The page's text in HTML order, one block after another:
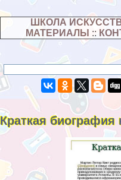
ШКОЛА
МАТЕРИАЛЫ ::
Краткая биография